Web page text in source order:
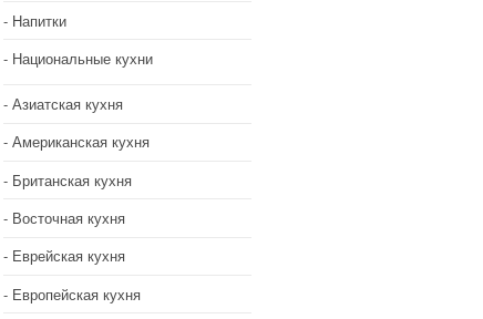
Напитки
Национальные кухни
Азиатская кухня
Американская кухня
Британская кухня
Восточная кухня
Еврейская кухня
Европейская кухня